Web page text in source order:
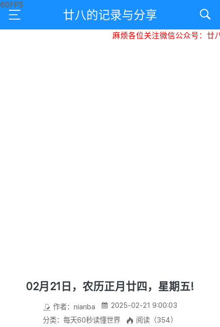
廿八的记录与分享
麻烦各位关注微信公众号：廿八
02月21日，农历正月廿四，星期五!
作者：nianba
2025-02-21 9:00:03
分类：每天60秒读懂世界
阅读（354）